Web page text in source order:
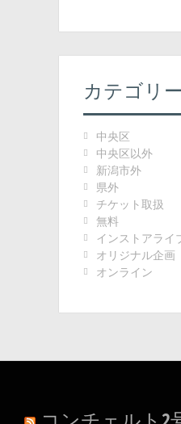
カテゴリー
中央区
中央区以外
新潟市外
県外
チケット取扱
無料
インストアライ
オリジナル企画
オンライン